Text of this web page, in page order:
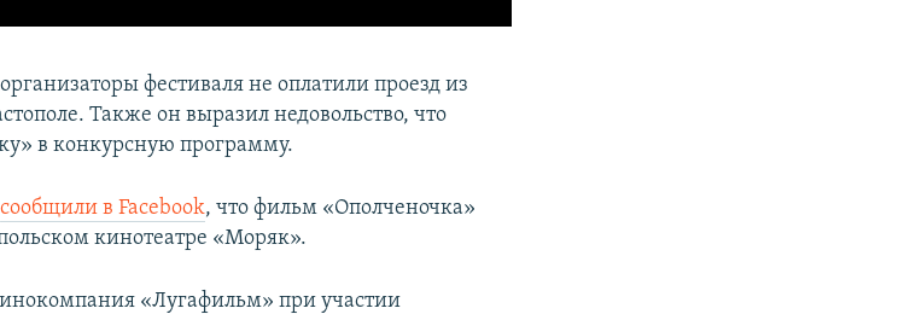
фестиваля не оплатили проезд из
Также он выразил недовольство, что
в конкурсную программу.
сообщили в Facebook, что фильм «Ополченочка»
кинотеатре «Моряк».
«Лугафильм» при участии